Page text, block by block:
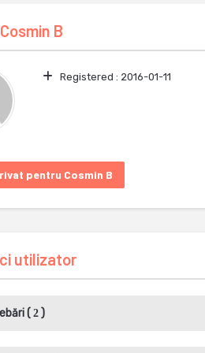
Cosmin B
Registered : 2016-01-11
pentru Cosmin B
utilizator
( 2 )